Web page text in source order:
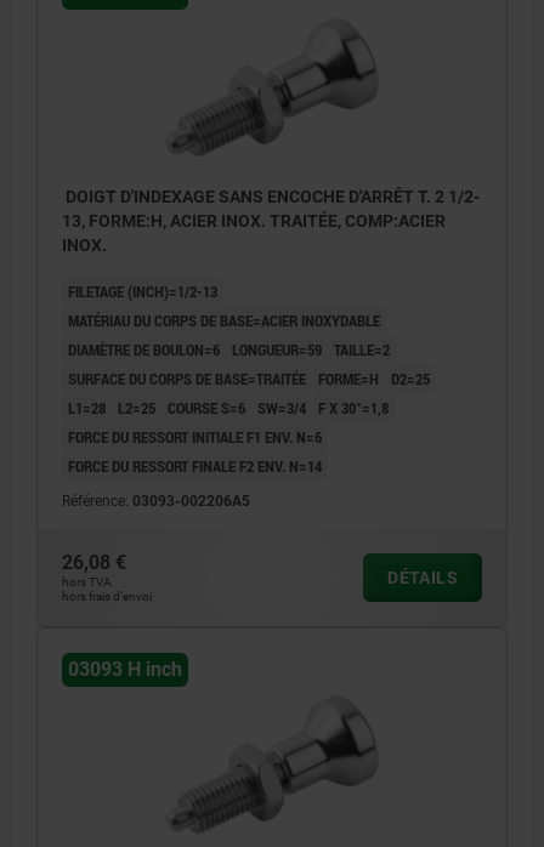
DOIGT D'INDEXAGE SANS ENCOCHE D'ARRÊT T. 2 1/2-
13, FORME:H, ACIER INOX. TRAITÉE, COMP:ACIER
INOX.
FILETAGE (INCH)=1/2-13
MATÉRIAU DU CORPS DE BASE=ACIER INOXYDABLE
DIAMÈTRE DE BOULON=6
LONGUEUR=59 TAILLE=2
SURFACE DU CORPS DE BASE=TRAITÉE
FORME=H
D2=25
L1=28
L2=25 COURSE S=6 SW=3/4
F X 30°=1,8
FORCE DU RESSORT INITIALE F1 ENV. N=6
FORCE DU RESSORT FINALE F2 ENV. N=14
Référence: 03093-002206A5
26,08 €
hors TVA
hors frais d’envoi
DÉTAILS
03093 H inch